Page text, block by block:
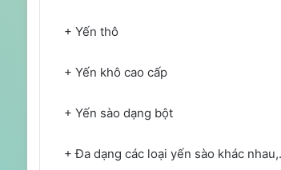
+ Yến thô
+ Yến khô cao cấp
+ Yến sào dạng bột
+ Đa dạng các loại yến sào khác